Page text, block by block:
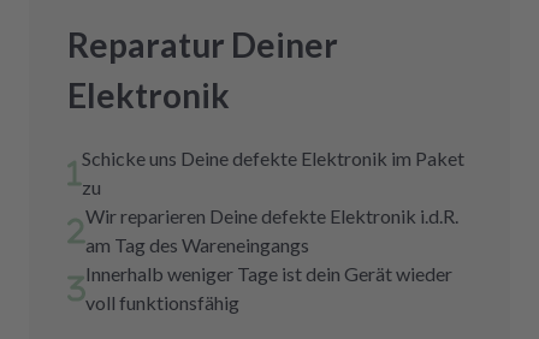
Reparatur Deiner
Elektronik
Schicke uns Deine defekte Elektronik im Paket
zu
Wir reparieren Deine defekte Elektronik i.d.R.
am Tag des Wareneingangs
Innerhalb weniger Tage ist dein Gerät wieder
voll funktionsfähig